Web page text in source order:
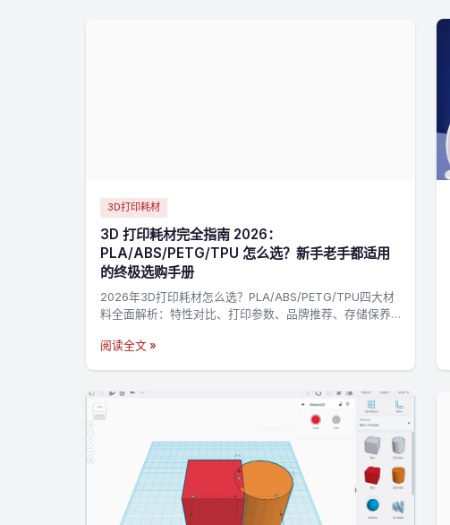
3D打印耗材
3D 打印耗材完全指南 2026：
PLA/ABS/PETG/TPU 怎么选？新手老手都适用
的终极选购手册
2026年3D打印耗材怎么选？PLA/ABS/PETG/TPU四大材
料全面解析：特性对比、打印参数、品牌推荐、存储保养
阅读全文 »